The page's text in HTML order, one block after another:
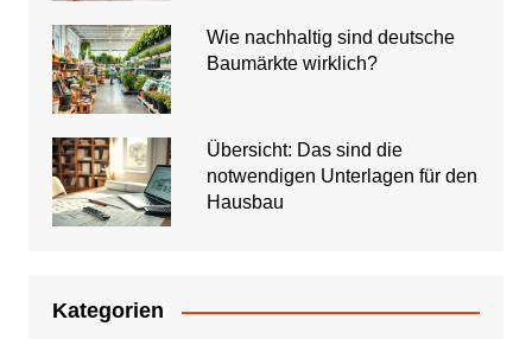
Wie nachhaltig sind deutsche
Baumärkte wirklich?
Übersicht: Das sind die
notwendigen Unterlagen für den
Hausbau
Kategorien